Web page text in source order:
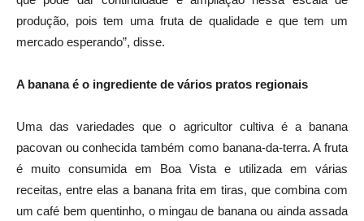
produção, pois tem uma fruta de qualidade e que tem um
mercado esperando”, disse.
A banana é o ingrediente de vários pratos regionais
Uma das variedades que o agricultor cultiva é a banana
pacovan ou conhecida também como banana-da-terra. A fruta
é muito consumida em Boa Vista e utilizada em várias
receitas, entre elas a banana frita em tiras, que combina com
um café bem quentinho, o mingau de banana ou ainda assada